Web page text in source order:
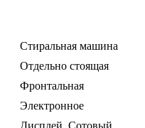
Стиральная машина
Отдельно стоящая
Фронтальная
Электронное
Дисплей, Сотовый